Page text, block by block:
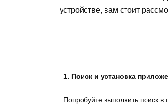
устройстве, вам стоит
1. Поиск и установка
Попробуйте выполнить поиск